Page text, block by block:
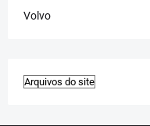
Volvo